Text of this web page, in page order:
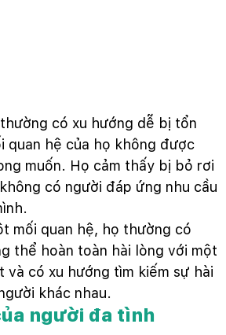
có xu hướng dễ bị tổn
quan hệ của họ không được
muốn. Họ cảm thấy bị bỏ rơi
có người đáp ứng nhu cầu
mối quan hệ, họ thường có
thể hoàn toàn hài lòng với một
và có xu hướng tìm kiếm sự hài
khác nhau.
người đa tình